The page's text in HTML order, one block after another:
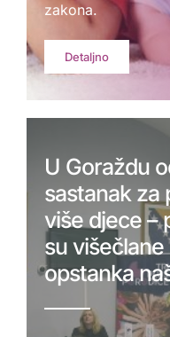
zakona.
Detaljno
U Goraždu
sastanak za
više djece –
su
opstanka